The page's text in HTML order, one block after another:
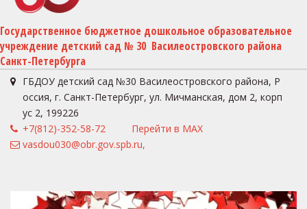
Государственное бюджетное дошкольное образовательное
учреждение детский сад № 30  Василеостровского района
Санкт-Петербурга
ГБДОУ детский сад №30 Василеостровского района, Р
оссия, г. Санкт-Петербург, ул. Мичманская, дом 2, корп
ус 2, 199226
+7(812)-352-58-72
Перейти в MAX
vasdou030@obr.gov.spb.ru,